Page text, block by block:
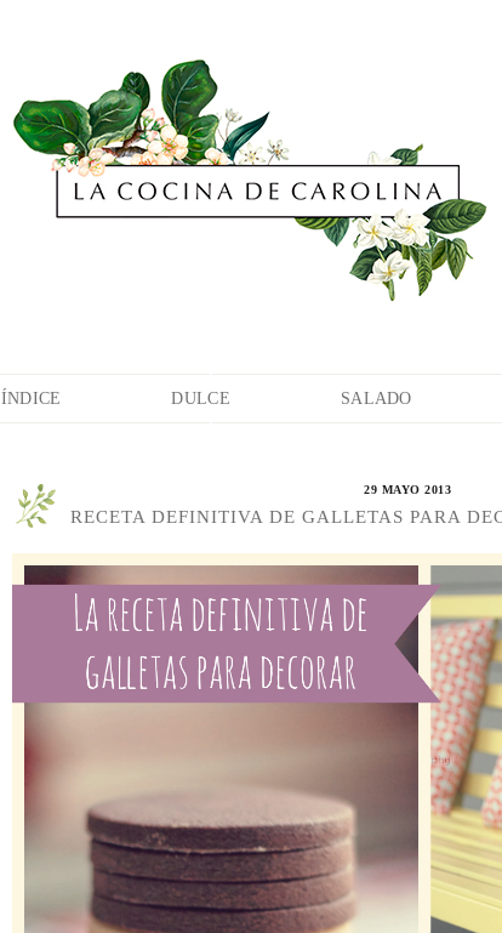
ÍNDICE DULCE SALADO
29 MAYO 2013
RECETA DEFINITIVA DE GALLETAS PARA